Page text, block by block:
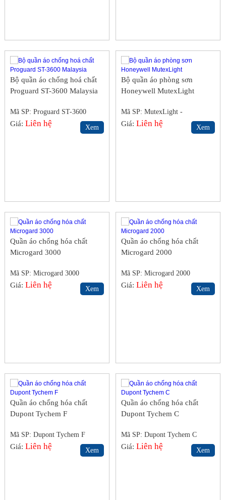
Bộ quần áo chống hoá chất
Proguard ST-3600 Malaysia
Mã SP: Proguard ST-3600
Malaysia
Giá:Liên hệ Xem
Bộ quần áo phòng sơn
Honeywell MutexLight
Mã SP: MutexLight -
Honneywell
Giá:Liên hệ Xem
Quần áo chống hóa chất
Microgard 3000
Mã SP: Microgard 3000
Giá:Liên hệ Xem
Quần áo chống hóa chất
Microgard 2000
Mã SP: Microgard 2000
Giá:Liên hệ Xem
Quần áo chống hóa chất
Dupont Tychem F
Mã SP: Dupont Tychem F
Giá:Liên hệ Xem
Quần áo chống hóa chất
Dupont Tychem C
Mã SP: Dupont Tychem C
Giá:Liên hệ Xem